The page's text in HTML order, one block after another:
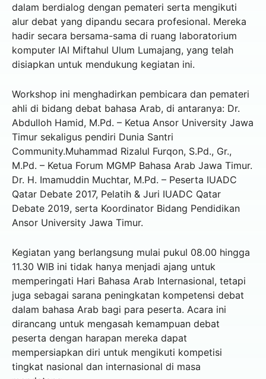
dalam berdialog dengan pemateri serta mengikuti
alur debat yang dipandu secara profesional. Mereka
hadir secara bersama-sama di ruang laboratorium
komputer IAI Miftahul Ulum Lumajang, yang telah
disiapkan untuk mendukung kegiatan ini.
Workshop ini menghadirkan pembicara dan pemateri
ahli di bidang debat bahasa Arab, di antaranya: Dr.
Abdulloh Hamid, M.Pd. – Ketua Ansor University Jawa
Timur sekaligus pendiri Dunia Santri
Community.Muhammad Rizalul Furqon, S.Pd., Gr.,
M.Pd. – Ketua Forum MGMP Bahasa Arab Jawa Timur.
Dr. H. Imamuddin Muchtar, M.Pd. – Peserta IUADC
Qatar Debate 2017, Pelatih & Juri IUADC Qatar
Debate 2019, serta Koordinator Bidang Pendidikan
Ansor University Jawa Timur.
Kegiatan yang berlangsung mulai pukul 08.00 hingga
11.30 WIB ini tidak hanya menjadi ajang untuk
memperingati Hari Bahasa Arab Internasional, tetapi
juga sebagai sarana peningkatan kompetensi debat
dalam bahasa Arab bagi para peserta. Acara ini
dirancang untuk mengasah kemampuan debat
peserta dengan harapan mereka dapat
mempersiapkan diri untuk mengikuti kompetisi
tingkat nasional dan internasional di masa